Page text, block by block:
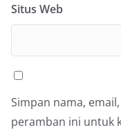
Situs Web
Simpan nama,
peramban ini untuk